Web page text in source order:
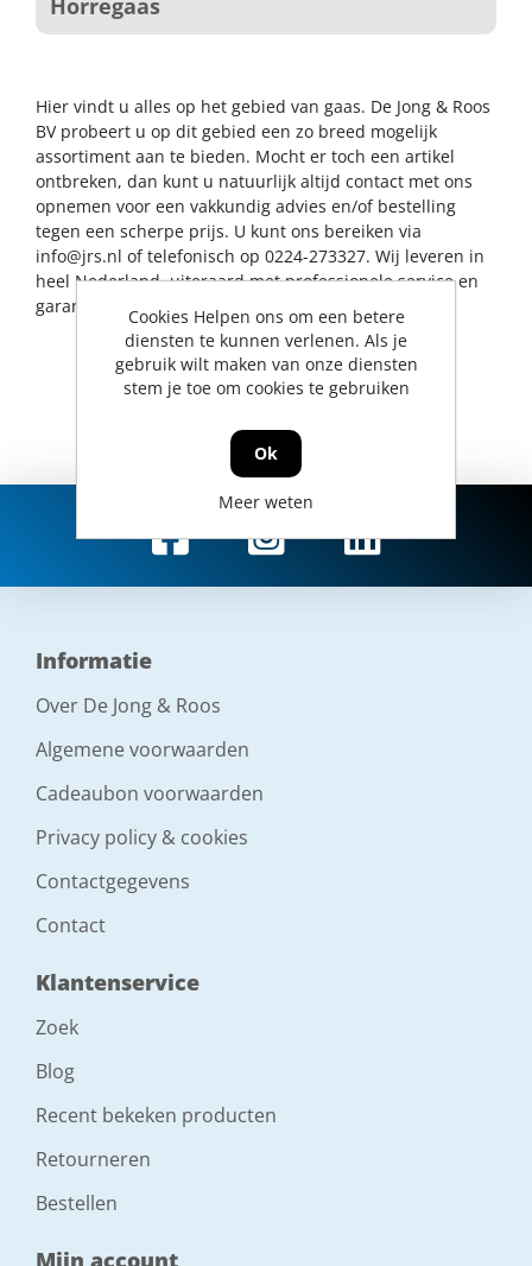
Horregaas
Hier vindt u alles op het gebied van gaas. De Jong & Roos
BV probeert u op dit gebied een zo breed mogelijk
assortiment aan te bieden. Mocht er toch een artikel
ontbreken, dan kunt u natuurlijk altijd contact met ons
opnemen voor een vakkundig advies en/of bestelling
tegen een scherpe prijs. U kunt ons bereiken via
info@jrs.nl of telefonisch op 0224-273327. Wij leveren in
heel Nederland, uiteraard met professionele service en
garantievoorwaarden.
Informatie
Over De Jong & Roos
Algemene voorwaarden
Cadeaubon voorwaarden
Privacy policy & cookies
Contactgegevens
Contact
Klantenservice
Zoek
Blog
Recent bekeken producten
Retourneren
Bestellen
Mijn account
Cookies Helpen ons om een betere
diensten te kunnen verlenen. Als je
gebruik wilt maken van onze diensten
stem je toe om cookies te gebruiken
Ok
Meer weten